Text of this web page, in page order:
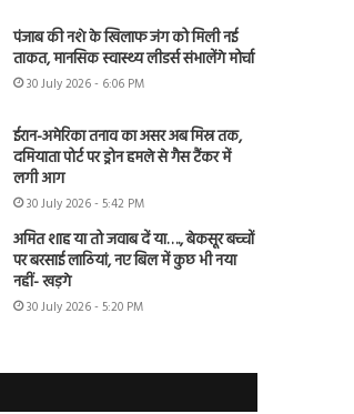
पंजाब की नशे के खिलाफ जंग को मिली नई
ताकत, मानसिक स्वास्थ्य लीडर्स संभालेंगे मोर्चा
30 July 2026 - 6:06 PM
ईरान-अमेरिका तनाव का असर अब मिस्र तक,
दमियाता पोर्ट पर ड्रोन हमले से गैस टैंकर में
लगी आग
30 July 2026 - 5:42 PM
अमित शाह या तो जवाब दें या…., बेकसूर बच्चों
पर बरसाई लाठियां, नए बिल में कुछ भी नया
नहीं- खड़गे
30 July 2026 - 5:20 PM